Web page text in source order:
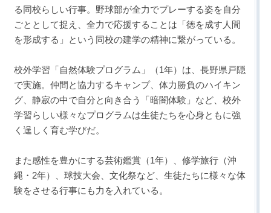
る同校らしい行事。野球部が全力でプレーする姿を自分
ごととして捉え、全力で応援することは「徳を成す人間
を形成する」という同校の建学の精神に繋がっている。
校外学習「自然体験プログラム」（1年）は、長野県戸隠
で実施。仲間と協力するキャンプ、体力勝負のハイキン
グ、静寂の中で自分と向き合う「暗闇体験」など、校外
学習らしい様々なプログラムは生徒たちを心身ともに強
く逞しく育む学びだ。
また感性を豊かにする芸術鑑賞（1年）、修学旅行（沖
縄・2年）、球技大会、文化祭など、生徒たちに様々な体
験をさせる行事にも力を入れている。